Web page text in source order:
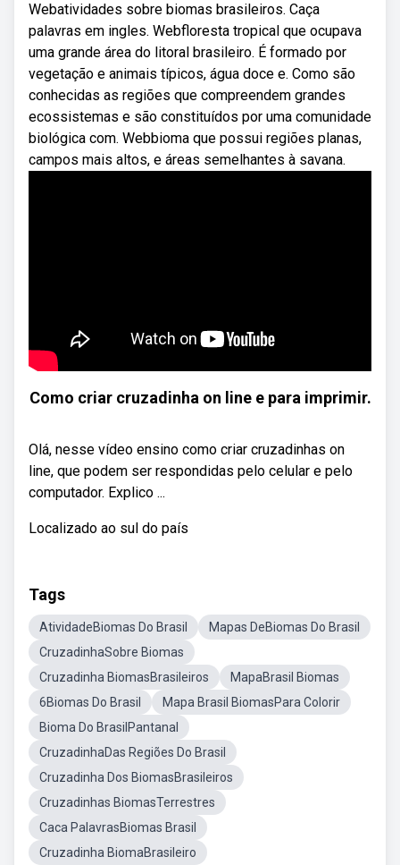
Webatividades sobre biomas brasileiros. Caça
palavras em ingles. Webfloresta tropical que ocupava
uma grande área do litoral brasileiro. É formado por
vegetação e animais típicos, água doce e. Como são
conhecidas as regiões que compreendem grandes
ecossistemas e são constituídos por uma comunidade
biológica com. Webbioma que possui regiões planas,
campos mais altos, e áreas semelhantes à savana.
Como criar cruzadinha on line e para imprimir.
Olá, nesse vídeo ensino como criar cruzadinhas on
line, que podem ser respondidas pelo celular e pelo
computador. Explico ...
Localizado ao sul do país
Tags
AtividadeBiomas Do Brasil
Mapas DeBiomas Do Brasil
CruzadinhaSobre Biomas
Cruzadinha BiomasBrasileiros
MapaBrasil Biomas
6Biomas Do Brasil
Mapa Brasil BiomasPara Colorir
Bioma Do BrasilPantanal
CruzadinhaDas Regiões Do Brasil
Cruzadinha Dos BiomasBrasileiros
Cruzadinhas BiomasTerrestres
Caca PalavrasBiomas Brasil
Cruzadinha BiomaBrasileiro